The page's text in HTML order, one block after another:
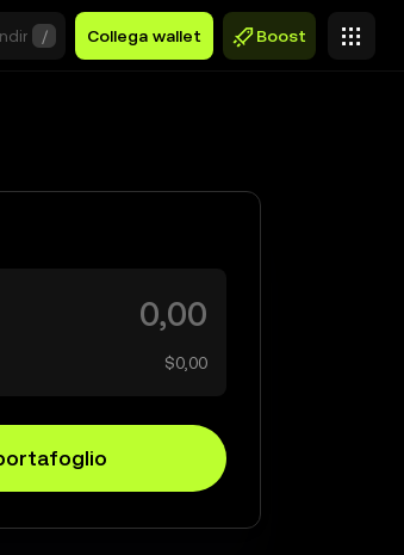
/ Collega wallet Boost
$0,00